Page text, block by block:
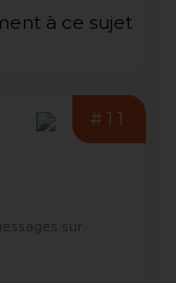
à ce sujet
#11
sur